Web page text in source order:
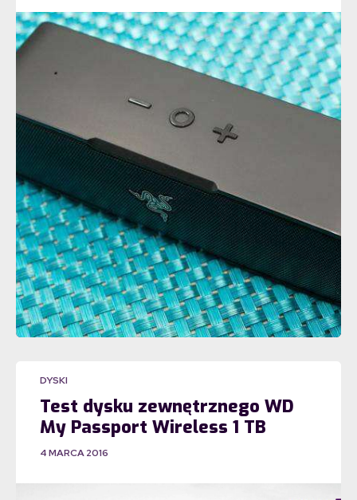
DYSKI
Test dysku zewnętrznego WD
My Passport Wireless 1 TB
4 MARCA 2016